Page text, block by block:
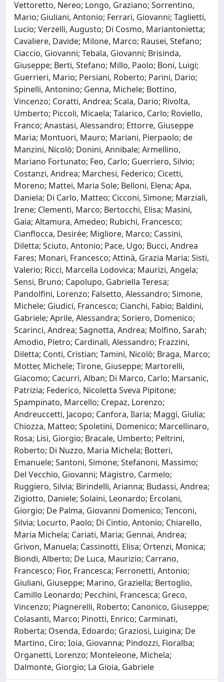
Vettoretto, Nereo; Longo, Graziano; Sorrentino,
Mario; Giuliani, Antonio; Ferrari, Giovanni; Taglietti,
Lucio; Verzelli, Augusto; Di Cosmo, Mariantonietta;
Cavaliere, Davide; Milone, Marco; Rausei, Stefano;
Ciaccio, Giovanni; Tebala, Giovanni; Brisinda,
Giuseppe; Berti, Stefano; Millo, Paolo; Boni, Luigi;
Guerrieri, Mario; Persiani, Roberto; Parini, Dario;
Spinelli, Antonino; Genna, Michele; Bottino,
Vincenzo; Coratti, Andrea; Scala, Dario; Rivolta,
Umberto; Piccoli, Micaela; Talarico, Carlo; Roviello,
Franco; Anastasi, Alessandro; Ettorre, Giuseppe
Maria; Montuori, Mauro; Mariani, Pierpaolo; de
Manzini, Nicolò; Donini, Annibale; Armellino,
Mariano Fortunato; Feo, Carlo; Guerriero, Silvio;
Costanzi, Andrea; Marchesi, Federico; Cicetti,
Moreno; Mattei, Maria Sole; Belloni, Elena; Apa,
Daniela; Di Carlo, Matteo; Cicconi, Simone; Marziali,
Irene; Clementi, Marco; Bertocchi, Elisa; Masini,
Gaia; Altamura, Amedeo; Rubichi, Francesco;
Cianflocca, Desirée; Migliore, Marco; Cassini,
Diletta; Sciuto, Antonio; Pace, Ugo; Bucci, Andrea
Fares; Monari, Francesco; Attinà, Grazia Maria; Sisti,
Valerio; Ricci, Marcella Lodovica; Maurizi, Angela;
Sensi, Bruno; Capolupo, Gabriella Teresa;
Pandolfini, Lorenzo; Falsetto, Alessandro; Simone,
Michele; Giudici, Francesco; Cianchi, Fabio; Baldini,
Gabriele; Aprile, Alessandra; Soriero, Domenico;
Scarinci, Andrea; Sagnotta, Andrea; Molfino, Sarah;
Amodio, Pietro; Cardinali, Alessandro; Frazzini,
Diletta; Conti, Cristian; Tamini, Nicolò; Braga, Marco;
Motter, Michele; Tirone, Giuseppe; Martorelli,
Giacomo; Cacurri, Alban; Di Marco, Carlo; Marsanic,
Patrizia; Federico, Nicoletta Sveva Pipitone;
Spampinato, Marcello; Crepaz, Lorenzo;
Andreuccetti, Jacopo; Canfora, Ilaria; Maggi, Giulia;
Chiozza, Matteo; Spoletini, Domenico; Marcellinaro,
Rosa; Lisi, Giorgio; Bracale, Umberto; Peltrini,
Roberto; Di Nuzzo, Maria Michela; Botteri,
Emanuele; Santoni, Simone; Stefanoni, Massimo;
Del Vecchio, Giovanni; Magistro, Carmelo;
Ruggiero, Silvia; Birindelli, Arianna; Budassi, Andrea;
Zigiotto, Daniele; Solaini, Leonardo; Ercolani,
Giorgio; De Palma, Giovanni Domenico; Tenconi,
Silvia; Locurto, Paolo; Di Cintio, Antonio; Chiarello,
Maria Michela; Cariati, Maria; Gennai, Andrea;
Grivon, Manuela; Cassinotti, Elisa; Ortenzi, Monica;
Biondi, Alberto; De Luca, Maurizio; Carrano,
Francesco; Fior, Francesca; Ferronetti, Antonio;
Giuliani, Giuseppe; Marino, Graziella; Bertoglio,
Camillo Leonardo; Pecchini, Francesca; Greco,
Vincenzo; Piagnerelli, Roberto; Canonico, Giuseppe;
Colasanti, Marco; Pinotti, Enrico; Carminati,
Roberta; Osenda, Edoardo; Graziosi, Luigina; De
Martino, Ciro; Ioia, Giovanna; Pindozzi, Fioralba;
Organetti, Lorenzo; Monteleone, Michela;
Dalmonte, Giorgio; La Gioia, Gabriele